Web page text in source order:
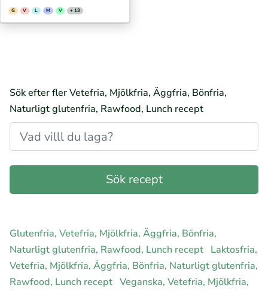
G V L M V + 13
Sök efter fler Vetefria, Mjölkfria, Äggfria, Bönfria,
Naturligt glutenfria, Rawfood, Lunch recept
Glutenfria, Vetefria, Mjölkfria, Äggfria, Bönfria,
Naturligt glutenfria, Rawfood, Lunch recept Laktosfria,
Vetefria, Mjölkfria, Äggfria, Bönfria, Naturligt glutenfria,
Rawfood, Lunch recept Veganska, Vetefria, Mjölkfria,